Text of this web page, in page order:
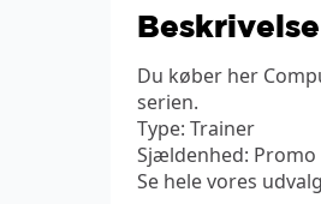
Beskrivelse
Du køber her
serien.
Type: Trainer
Sjældenhed: Promo
Se hele vores